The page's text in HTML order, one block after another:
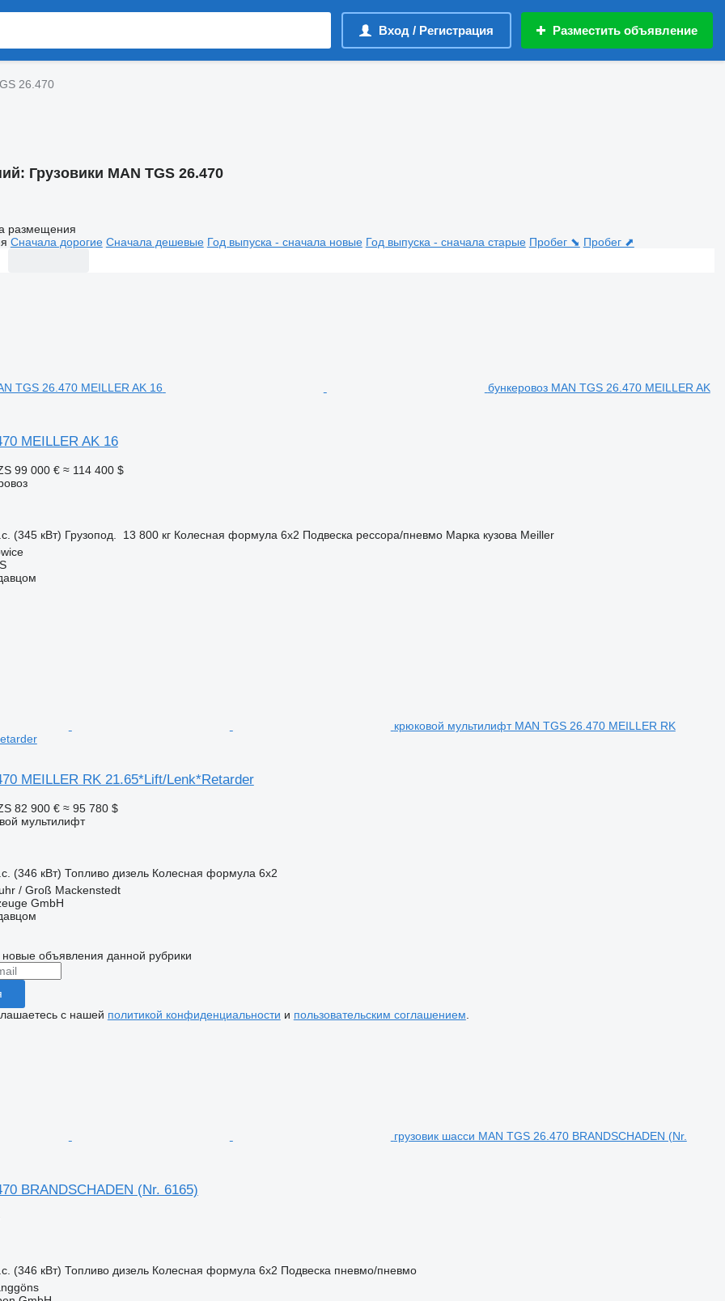
Вход / Регистрация Разместить объявление
26.470
Грузовики MAN TGS 26.470
размещения
Сначала дорогие Сначала дешевые Год выпуска - сначала новые Год выпуска - сначала старые Пробег ⬊ Пробег ⬈
бункеровоз MAN TGS 26.470 MEILLER AK
MEILLER AK 16
99 000 € ≈ 114 400 $
(345 кВт) Грузопод. 13 800 кг Колесная формула 6x2 Подвеска рессора/пневмо Марка кузова Meiller
крюковой мультилифт MAN TGS 26.470 MEILLER RK
MEILLER RK 21.65*Lift/Lenk*Retarder
82 900 € ≈ 95 780 $
мультилифт
(346 кВт) Топливо дизель Колесная формула 6x2
/ Groß Mackenstedt
GmbH
объявления данной рубрики
с нашей политикой конфиденциальности и пользовательским соглашением
грузовик шасси MAN TGS 26.470 BRANDSCHADEN (Nr.
BRANDSCHADEN (Nr. 6165)
(346 кВт) Топливо дизель Колесная формула 6x2 Подвеска пневмо/пневмо